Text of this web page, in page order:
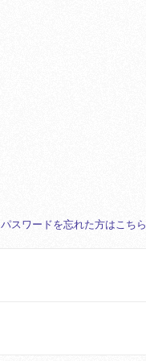
パスワードを忘れた方はこちら